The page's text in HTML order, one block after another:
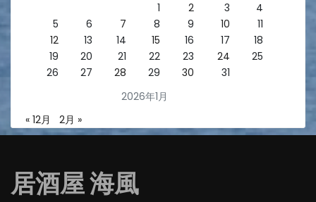
2026年1月
1
2 3
4
5
6 7 8 9 10
11
12
13 14 15 16 17
18
19
20 21 22 23 24
25
26
27 28 29 30 31
« 12月 2月 »
居酒屋 海風